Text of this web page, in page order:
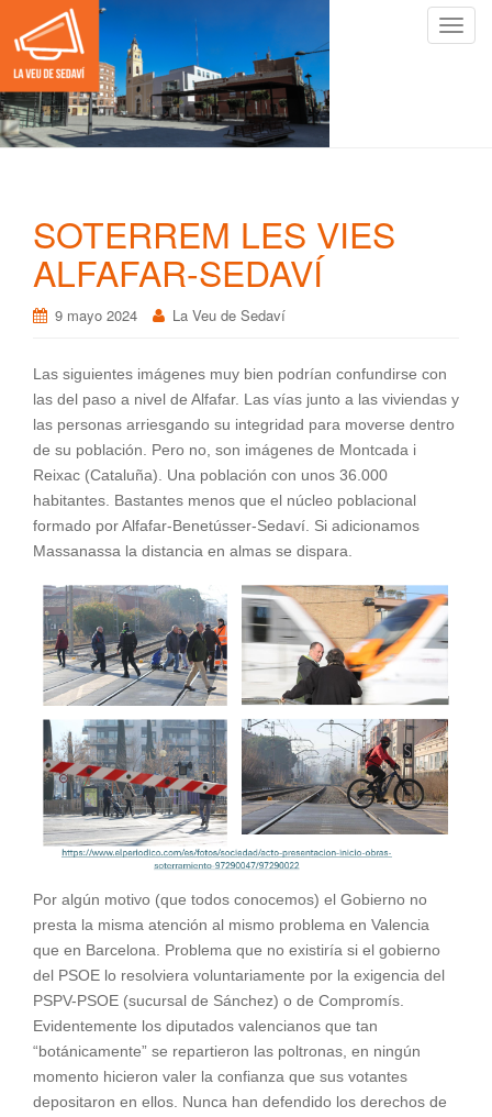
C
ó
n
SOTERREM LES VIES
ALFAFAR-SEDAVÍ
9 mayo 2024 La Veu de Sedaví
Las siguientes imágenes muy bien podrían confundirse con
las del paso a nivel de Alfafar. Las vías junto a las viviendas y
las personas arriesgando su integridad para moverse dentro
de su población. Pero no, son imágenes de Montcada i
Reixac (Cataluña). Una población con unos 36.000
habitantes. Bastantes menos que el núcleo poblacional
formado por Alfafar-Benetússer-Sedaví. Si adicionamos
Massanassa la distancia en almas se dispara.
Por algún motivo (que todos conocemos) el Gobierno no
presta la misma atención al mismo problema en Valencia
que en Barcelona. Problema que no existiría si el gobierno
del PSOE lo resolviera voluntariamente por la exigencia del
PSPV-PSOE (sucursal de Sánchez) o de Compromís.
Evidentemente los diputados valencianos que tan
“botánicamente” se repartieron las poltronas, en ningún
momento hicieron valer la confianza que sus votantes
depositaron en ellos. Nunca han defendido los derechos de